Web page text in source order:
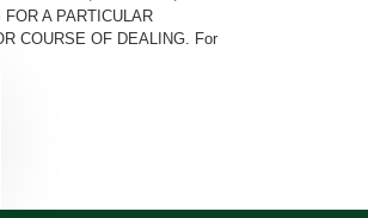
A PARTICULAR
COURSE OF DEALING. For